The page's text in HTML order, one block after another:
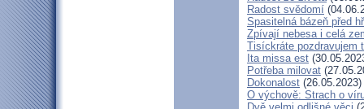
Radost svědomí
Spasitelná bázeň před
Zpívají nebesa i celá
Tisíckráte pozdravujem
Ita missa est
Potřeba milovat
Dokonalost (26.05.2023)
O výchově: Strach o